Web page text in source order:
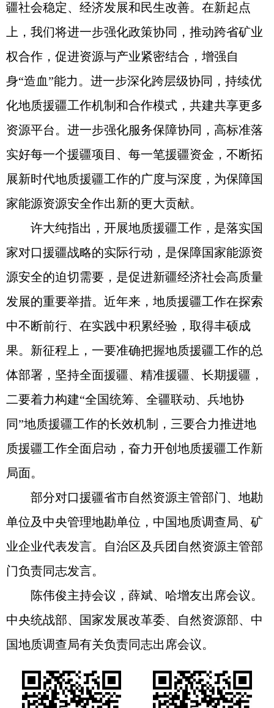
疆社会稳定、经济发展和民生改善。在新起点
上，我们将进一步强化政策协同，推动跨省矿业
权合作，促进资源与产业紧密结合，增强自
身“造血”能力。进一步深化跨层级协同，持续优
化地质援疆工作机制和合作模式，共建共享更多
资源平台。进一步强化服务保障协同，高标准落
实好每一个援疆项目、每一笔援疆资金，不断拓
展新时代地质援疆工作的广度与深度，为保障国
家能源资源安全作出新的更大贡献。
许大纯指出，开展地质援疆工作，是落实国
家对口援疆战略的实际行动，是保障国家能源资
源安全的迫切需要，是促进新疆经济社会高质量
发展的重要举措。近年来，地质援疆工作在探索
中不断前行、在实践中积累经验，取得丰硕成
果。新征程上，一要准确把握地质援疆工作的总
体部署，坚持全面援疆、精准援疆、长期援疆，
二要着力构建“全国统筹、全疆联动、兵地协
同”地质援疆工作的长效机制，三要合力推进地
质援疆工作全面启动，奋力开创地质援疆工作新
局面。
部分对口援疆省市自然资源主管部门、地勘
单位及中央管理地勘单位，中国地质调查局、矿
业企业代表发言。自治区及兵团自然资源主管部
门负责同志发言。
陈伟俊主持会议，薛斌、哈增友出席会议。
中央统战部、国家发展改革委、自然资源部、中
国地质调查局有关负责同志出席会议。